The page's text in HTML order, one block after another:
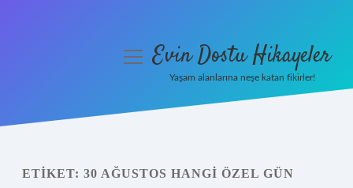
Yasal Uyarı
menüyüEvin Dostu Hikayeler
Yaşam alanlarına neşe katan fikirler!
ETIKET: 30 AĞUSTOS HANGI ÖZEL GÜN